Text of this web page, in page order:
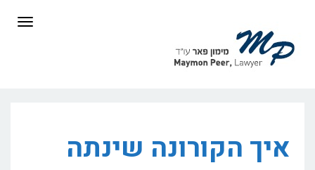
איך הקורונה שינתה